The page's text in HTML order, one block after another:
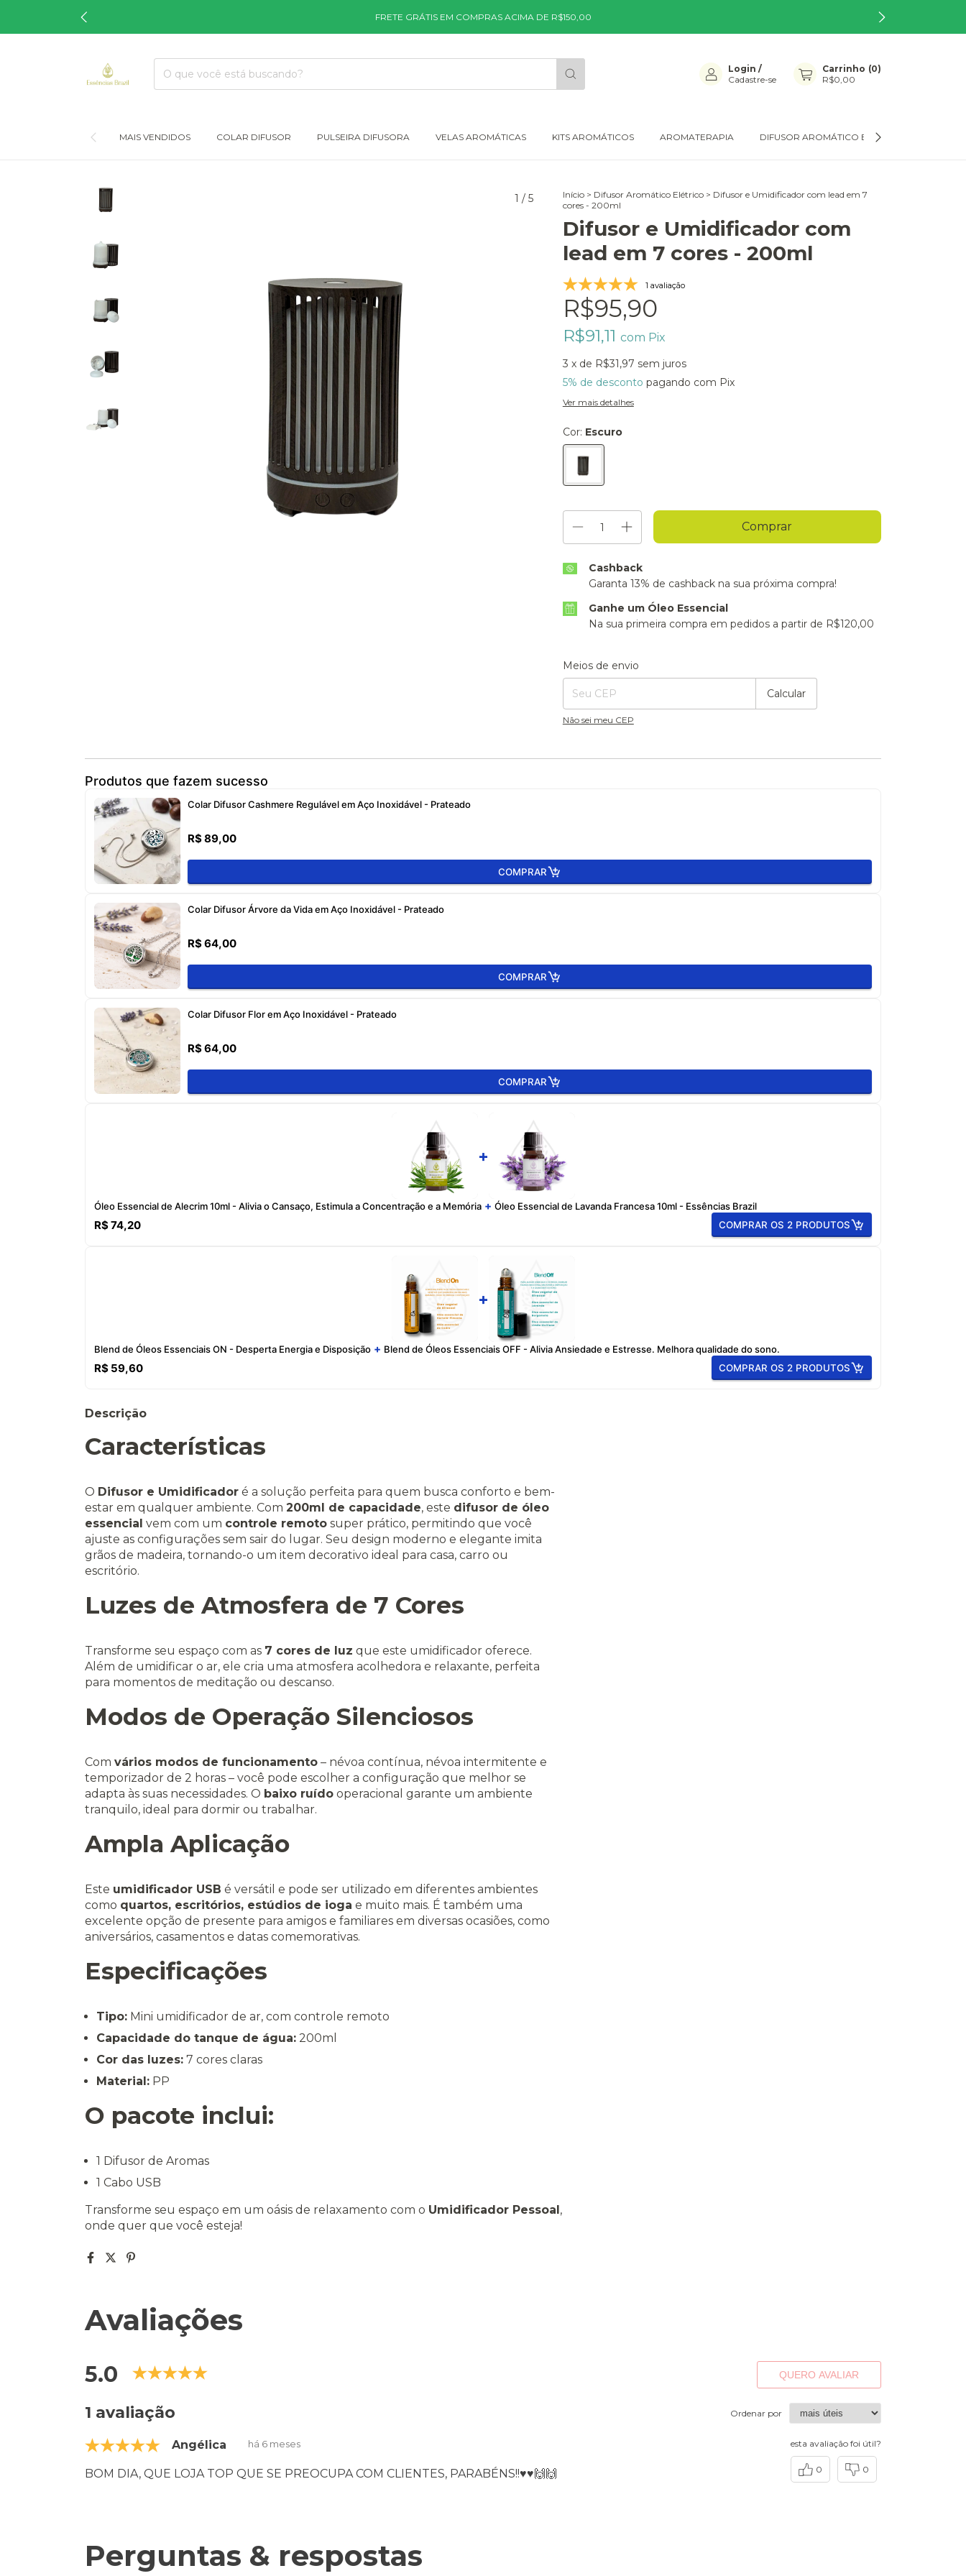
FRETE GRÁTIS EM COMPRAS ACIMA DE R$150,00
Login /
Cadastre-se
Carrinho (0)
R$0,00
MAIS VENDIDOS COLAR DIFUSOR PULSEIRA DIFUSORA VELAS AROMÁTICAS KITS AROMÁTICOS AROMATERAPIA DIFUSOR AROMÁTICO ELÉTRICO
1 / 5 Início > Difusor Aromático Elétrico > Difusor e Umidificador com lead em 7
cores - 200ml
Difusor e Umidificador com
lead em 7 cores - 200ml
1 avaliação
R$95,90
R$91,11 com Pix
3 x de R$31,97 sem juros
5% de desconto pagando com Pix
Ver mais detalhes
Cor: Escuro
Cashback
Garanta 13% de cashback na sua próxima compra!
Ganhe um Óleo Essencial
Na sua primeira compra em pedidos a partir de R$120,00
Entregas para o CEP:
Meios de envio
Calcular
Não sei meu CEP
Produtos que fazem sucesso
Colar Difusor Cashmere Regulável em Aço Inoxidável - Prateado
R$ 89,00
COMPRAR
Colar Difusor Árvore da Vida em Aço Inoxidável - Prateado
R$ 64,00
COMPRAR
Colar Difusor Flor em Aço Inoxidável - Prateado
R$ 64,00
COMPRAR
+
Óleo Essencial de Alecrim 10ml - Alivia o Cansaço, Estimula a Concentração e a Memória + Óleo Essencial de Lavanda Francesa 10ml - Essências Brazil
R$ 74,20 COMPRAR OS 2 PRODUTOS
+
Blend de Óleos Essenciais ON - Desperta Energia e Disposição + Blend de Óleos Essenciais OFF - Alivia Ansiedade e Estresse. Melhora qualidade do sono.
R$ 59,60 COMPRAR OS 2 PRODUTOS
Descrição
Características
O Difusor e Umidificador é a solução perfeita para quem busca conforto e bem-
estar em qualquer ambiente. Com 200ml de capacidade, este difusor de óleo
essencial vem com um controle remoto super prático, permitindo que você
ajuste as configurações sem sair do lugar. Seu design moderno e elegante imita
grãos de madeira, tornando-o um item decorativo ideal para casa, carro ou
escritório.
Luzes de Atmosfera de 7 Cores
Transforme seu espaço com as 7 cores de luz que este umidificador oferece.
Além de umidificar o ar, ele cria uma atmosfera acolhedora e relaxante, perfeita
para momentos de meditação ou descanso.
Modos de Operação Silenciosos
Com vários modos de funcionamento – névoa contínua, névoa intermitente e
temporizador de 2 horas – você pode escolher a configuração que melhor se
adapta às suas necessidades. O baixo ruído operacional garante um ambiente
tranquilo, ideal para dormir ou trabalhar.
Ampla Aplicação
Este umidificador USB é versátil e pode ser utilizado em diferentes ambientes
como quartos, escritórios, estúdios de ioga e muito mais. É também uma
excelente opção de presente para amigos e familiares em diversas ocasiões, como
aniversários, casamentos e datas comemorativas.
Especificações
Tipo: Mini umidificador de ar, com controle remoto
Capacidade do tanque de água: 200ml
Cor das luzes: 7 cores claras
Material: PP
O pacote inclui:
1 Difusor de Aromas
1 Cabo USB
Transforme seu espaço em um oásis de relaxamento com o Umidificador Pessoal,
onde quer que você esteja!
Avaliações
5.0 QUERO AVALIAR
1 avaliação Ordenar por
Angélica há 6 meses
BOM DIA, QUE LOJA TOP QUE SE PREOCUPA COM CLIENTES, PARABÉNS!!♥️♥️🙌🙌
esta avaliação foi útil?
0 0
Perguntas & respostas